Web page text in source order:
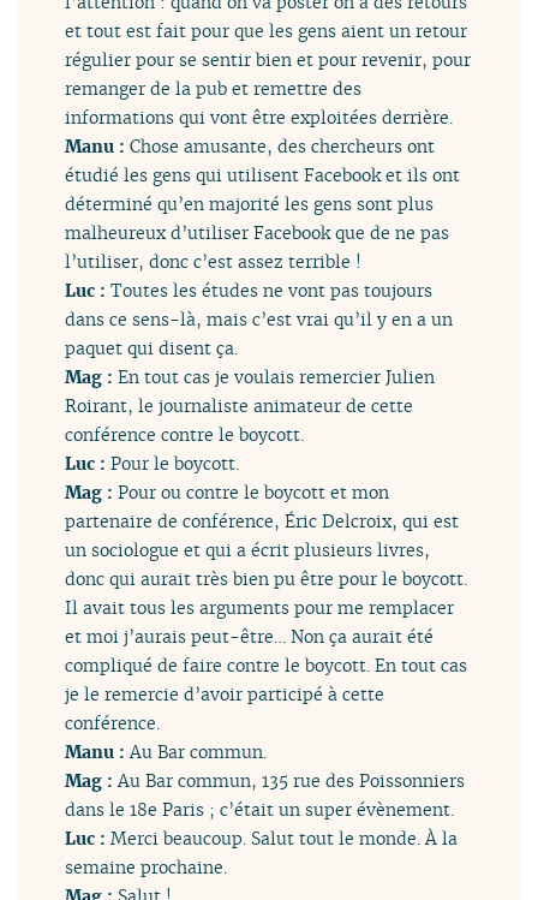
et tout est fait pour que les gens aient un retour
régulier pour se sentir bien et pour revenir, pour
remanger de la pub et remettre des
informations qui vont être exploitées derrière.
Manu :Chose amusante, des chercheurs ont
étudié les gens qui utilisent Facebook et ils ont
déterminé qu’en majorité les gens sont plus
malheureux d’utiliser Facebook que de ne pas
l’utiliser, donc c’est assez terrible !
Luc :Toutes les études ne vont pas toujours
dans ce sens-là, mais c’est vrai qu’il y en a un
paquet qui disent ça.
Mag :En tout cas je voulais remercier Julien
Roirant, le journaliste animateur de cette
conférence contre le boycott.
Luc :Pour le boycott.
Mag :Pour ou contre le boycott et mon
partenaire de conférence, Éric Delcroix, qui est
un sociologue et qui a écrit plusieurs livres,
donc qui aurait très bien pu être pour le boycott.
Il avait tous les arguments pour me remplacer
et moi j’aurais peut-être… Non ça aurait été
compliqué de faire contre le boycott. En tout cas
je le remercie d’avoir participé à cette
conférence.
Manu :Au Bar commun.
Mag :Au Bar commun, 135 rue des Poissonniers
dans le 18e Paris ; c’était un super évènement.
Luc :Merci beaucoup. Salut tout le monde. À la
semaine prochaine.